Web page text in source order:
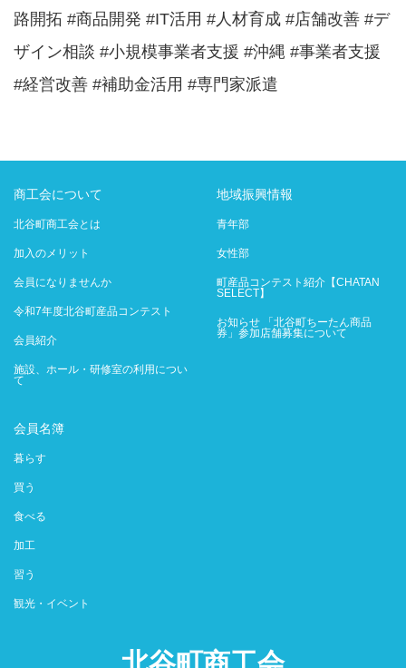
路開拓 #商品開発 #IT活用 #人材育成 #店舗改善 #デ
ザイン相談 #小規模事業者支援 #沖縄 #事業者支援
#経営改善 #補助金活用 #専門家派遣
商工会について
北谷町商工会とは
加入のメリット
会員になりませんか
令和7年度北谷町産品コンテスト
会員紹介
施設、ホール・研修室の利用につい
て
地域振興情報
青年部
女性部
町産品コンテスト紹介【CHATAN
SELECT】
お知らせ 「北谷町ちーたん商品
券」参加店舗募集について
会員名簿
暮らす
買う
食べる
加工
習う
観光・イベント